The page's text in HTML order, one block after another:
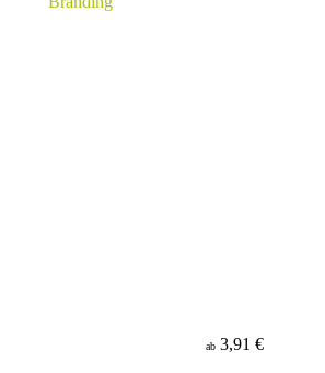
ab 3,91 €